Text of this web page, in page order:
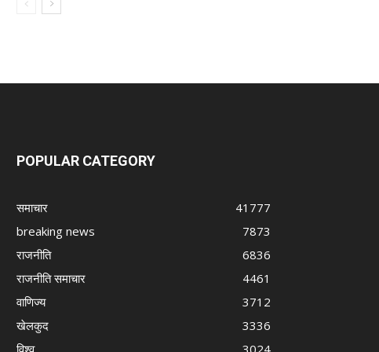
POPULAR CATEGORY
समाचार
41777
breaking news
7873
राजनीति
6836
राजनीति समाचार
4461
वाणिज्य
3712
खेलकुद
3336